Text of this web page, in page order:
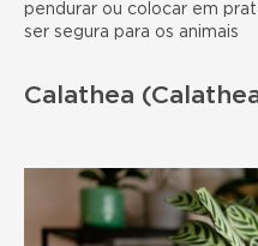
pendurar ou colocar em
ser segura para os animais
Calathea